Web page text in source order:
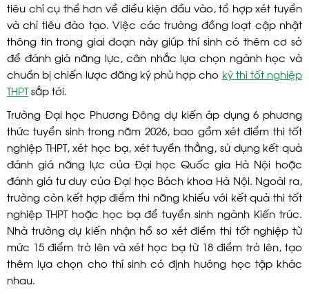
tiêu chí cụ thể hơn về điều kiện đầu vào, tổ hợp xét tuyển
và chỉ tiêu đào tạo. Việc các trường đồng loạt cập nhật
thông tin trong giai đoạn này giúp thí sinh có thêm cơ sở
để đánh giá năng lực, cân nhắc lựa chọn ngành học và
chuẩn bị chiến lược đăng ký phù hợp cho kỳ thi tốt nghiệp
THPTsắp tới.
Trường Đại học Phương Đông dự kiến áp dụng 6 phương
thức tuyển sinh trong năm 2026, bao gồm xét điểm thi tốt
nghiệp THPT, xét học bạ, xét tuyển thẳng, sử dụng kết quả
đánh giá năng lực của Đại học Quốc gia Hà Nội hoặc
đánh giá tư duy của Đại học Bách khoa Hà Nội. Ngoài ra,
trường còn kết hợp điểm thi năng khiếu với kết quả thi tốt
nghiệp THPT hoặc học bạ để tuyển sinh ngành Kiến trúc.
Nhà trường dự kiến nhận hồ sơ xét điểm thi tốt nghiệp từ
mức 15 điểm trở lên và xét học bạ từ 18 điểm trở lên, tạo
thêm lựa chọn cho thí sinh có định hướng học tập khác
nhau.